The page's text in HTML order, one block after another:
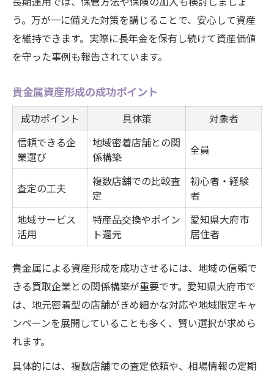
う。万が一に備えた対策を講じることで、安心して資産
を維持できます。実際に長年金を保有し続けて資産価値
を守った事例も報告されています。
貴金属資産形成の成功ポイント
成功ポイント 具体策
対象者
信頼できる企
業選び
地域密着店舗との関
係構築
全員
査定の工夫
複数店舗での比較査
定
初心者・経験
者
地域サービス
活用
特産品交換やポイン
ト還元
愛知県大府市
居住者
貴金属による資産形成を成功させるには、地域の信頼で
きる買取企業との関係構築が重要です。愛知県大府市で
は、地元密着型の店舗がきめ細かな対応や地域限定キャ
ンペーンを展開していることも多く、賢い選択が求めら
れます。
具体的には、複数店舗での査定依頼や、相場情報の定期